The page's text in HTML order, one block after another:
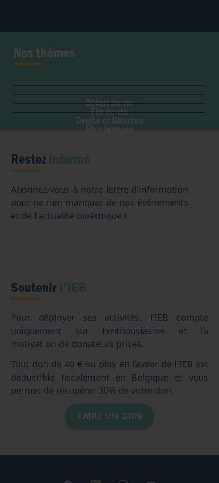
Nos thèmes
Début de vie
Fertilité et grossesse
Embryon
GPA
Avortement
Fin de vie
Euthanasie
Don d'organes
Droits et libertés
Liberté de conscience
Liberté institutionnelle
Accès aux origines
Être humain
Maladie & handicap
Genre & sexualité
Eugénisme
Transhumanisme
Restezinformé
Abonnez-vous à notre lettre d'information
pour ne rien manquer de nos événements
et de l'actualité bioéthique !
Soutenirl'IEB
Pour déployer ses activités, l'IEB compte
uniquement sur l'enthousiasme et la
motivation de donateurs privés.
Tout don de 40 € ou plus en faveur de l'IEB est
déductible fiscalement en Belgique et vous
permet de récupérer 30% de votre don.
FAIRE UN DON